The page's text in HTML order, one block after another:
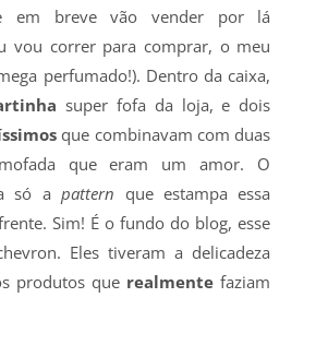
em breve vão vender por lá
vou correr para comprar, o meu
perfumado!). Dentro da caixa,
super fofa da loja, e dois
que combinavam com duas
que eram um amor. O
só apattern que estampa essa
Sim! É o fundo do blog, esse
Eles tiveram a delicadeza
produtos que realmente faziam